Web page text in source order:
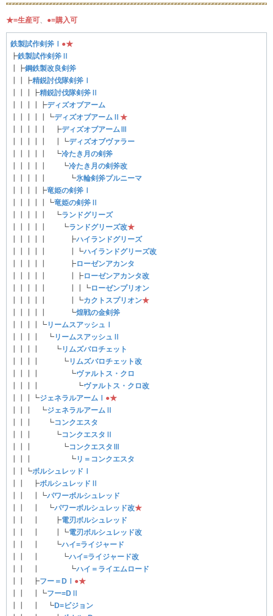
★=生産可 ●=購入可
鉄製試作剣斧Ⅰ ●★
┣鉄製試作剣斧Ⅱ
┃┣鋼鉄製改良剣斧
┃┃┣精鋭討伐隊剣斧Ⅰ
┃┃┃┣精鋭討伐隊剣斧Ⅱ
┃┃┃┃┣ディズオブアーム
┃┃┃┃┃┗ディズオブアームⅡ ★
┃┃┃┃┃ ┣ディズオブアームⅢ
┃┃┃┃┃ ┃┗ディズオブヴァラー
┃┃┃┃┃ ┗冷たき月の剣斧
┃┃┃┃┃ ┗冷たき月の剣斧改
┃┃┃┃┃ ┗氷輪剣斧プルニーマ
┃┃┃┃┣竜姫の剣斧Ⅰ
┃┃┃┃┃┗竜姫の剣斧Ⅱ
┃┃┃┃┃ ┗ランドグリーズ
┃┃┃┃┃ ┗ランドグリーズ改★
┃┃┃┃┃ ┣ハイランドグリーズ
┃┃┃┃┃ ┃┗ハイランドグリーズ改
┃┃┃┃┃ ┣ローゼンアカンタ
┃┃┃┃┃ ┃┣ローゼンアカンタ改
┃┃┃┃┃ ┃┃┗ローゼンプリオン
┃┃┃┃┃ ┃┗カクトスプリオン★
┃┃┃┃┃ ┗煌戦の金剣斧
┃┃┃┃┗リームスアッシュⅠ
┃┃┃┃ ┗リームスアッシュⅡ
┃┃┃┃ ┗リムズバロチェット
┃┃┃┃ ┗リムズバロチェット改
┃┃┃┃ ┗ヴァルトス・クロ
┃┃┃┃ ┗ヴァルトス・クロ改
┃┃┃┗ジェネラルアームⅠ ●★
┃┃┃ ┗ジェネラルアームⅡ
┃┃┃ ┗コンクエスタ
┃┃┃ ┗コンクエスタⅡ
┃┃┃ ┗コンクエスタⅢ
┃┃┃ ┗リ＝コンクエスタ
┃┃┗ボルシュレッドⅠ
┃┃ ┣ボルシュレッドⅡ
┃┃ ┃┗パワーボルシュレッド
┃┃ ┃ ┗パワーボルシュレッド改★
┃┃ ┃ ┣電刃ボルシュレッド
┃┃ ┃ ┃┗電刃ボルシュレッド改
┃┃ ┃ ┗ハイ=ライジャード
┃┃ ┃ ┗ハイ=ライジャード改
┃┃ ┃ ┗ハイ＝ライエムロード
┃┃ ┣フー＝DⅠ ●★
┃┃ ┃┗フー=DⅡ
┃┃ ┃ ┗D=ビジョン